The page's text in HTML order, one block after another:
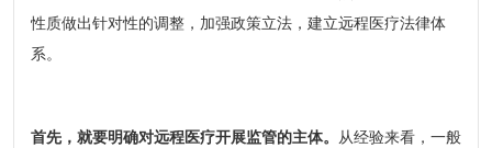
性质做出针对性的调整，加强政策立法，建立远程医疗法律体
系。
首先，就要明确对远程医疗开展监管的主体。
从经验来看，一般